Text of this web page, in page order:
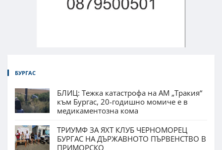
БУРГАС
БЛИЦ: Тежка катастрофа на АМ „Тракия“
към Бургас, 20-годишно момиче е в
медикаментозна кома
ТРИУМФ ЗА ЯХТ КЛУБ ЧЕРНОМОРЕЦ
БУРГАС НА ДЪРЖАВНОТО ПЪРВЕНСТВО В
ПРИМОРСКО